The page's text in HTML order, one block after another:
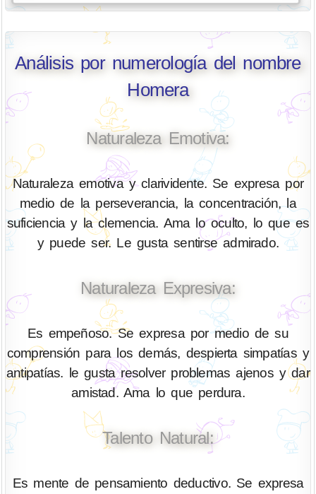
Análisis por numerología del nombre
Homera
Naturaleza Emotiva:
Naturaleza emotiva y clarividente. Se expresa por
medio de la perseverancia, la concentración, la
suficiencia y la clemencia. Ama lo oculto, lo que es
y puede ser. Le gusta sentirse admirado.
Naturaleza Expresiva:
Es empeñoso. Se expresa por medio de su
comprensión para los demás, despierta simpatías y
antipatías. le gusta resolver problemas ajenos y dar
amistad. Ama lo que perdura.
Talento Natural:
Es mente de pensamiento deductivo. Se expresa